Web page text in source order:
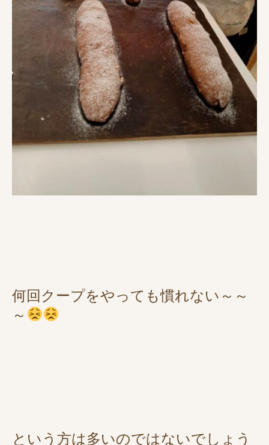
何回クープをやっても慣れない～～
～
という方は多いのではないでしょう